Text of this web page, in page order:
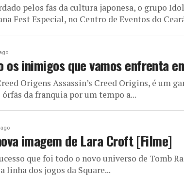
pelos fãs da cultura japonesa, o grupo Idol
Fest Especial, no Centro de Eventos do
os inimigos que vamos enfrenta
Origens Assassin’s Creed Origins, é um
órfãs da franquia por um tempo a...
imagem de Lara Croft [Filme]
que foi todo o novo universo de Tomb
linha dos jogos da Square...